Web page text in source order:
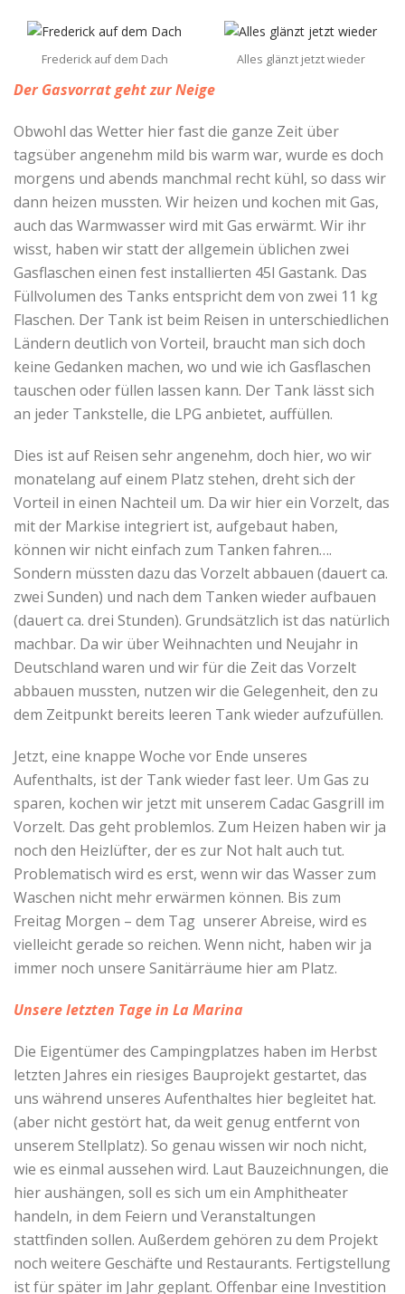
Alles glänzt jetzt wieder
Frederick auf dem Dach
Der Gasvorrat geht zur Neige
Obwohl das Wetter hier fast die ganze Zeit über
tagsüber angenehm mild bis warm war, wurde es doch
morgens und abends manchmal recht kühl, so dass wir
dann heizen mussten. Wir heizen und kochen mit Gas,
auch das Warmwasser wird mit Gas erwärmt. Wir ihr
wisst, haben wir statt der allgemein üblichen zwei
Gasflaschen einen fest installierten 45l Gastank. Das
Füllvolumen des Tanks entspricht dem von zwei 11 kg
Flaschen. Der Tank ist beim Reisen in unterschiedlichen
Ländern deutlich von Vorteil, braucht man sich doch
keine Gedanken machen, wo und wie ich Gasflaschen
tauschen oder füllen lassen kann. Der Tank lässt sich
an jeder Tankstelle, die LPG anbietet, auffüllen.
Dies ist auf Reisen sehr angenehm, doch hier, wo wir
monatelang auf einem Platz stehen, dreht sich der
Vorteil in einen Nachteil um. Da wir hier ein Vorzelt, das
mit der Markise integriert ist, aufgebaut haben,
können wir nicht einfach zum Tanken fahren….
Sondern müssten dazu das Vorzelt abbauen (dauert ca.
zwei Sunden) und nach dem Tanken wieder aufbauen
(dauert ca. drei Stunden). Grundsätzlich ist das natürlich
machbar. Da wir über Weihnachten und Neujahr in
Deutschland waren und wir für die Zeit das Vorzelt
abbauen mussten, nutzen wir die Gelegenheit, den zu
dem Zeitpunkt bereits leeren Tank wieder aufzufüllen.
Jetzt, eine knappe Woche vor Ende unseres
Aufenthalts, ist der Tank wieder fast leer. Um Gas zu
sparen, kochen wir jetzt mit unserem Cadac Gasgrill im
Vorzelt. Das geht problemlos. Zum Heizen haben wir ja
noch den Heizlüfter, der es zur Not halt auch tut.
Problematisch wird es erst, wenn wir das Wasser zum
Waschen nicht mehr erwärmen können. Bis zum
Freitag Morgen – dem Tag unserer Abreise, wird es
vielleicht gerade so reichen. Wenn nicht, haben wir ja
immer noch unsere Sanitärräume hier am Platz.
Unsere letzten Tage in La Marina
Die Eigentümer des Campingplatzes haben im Herbst
letzten Jahres ein riesiges Bauprojekt gestartet, das
uns während unseres Aufenthaltes hier begleitet hat.
(aber nicht gestört hat, da weit genug entfernt von
unserem Stellplatz). So genau wissen wir noch nicht,
wie es einmal aussehen wird. Laut Bauzeichnungen, die
hier aushängen, soll es sich um ein Amphitheater
handeln, in dem Feiern und Veranstaltungen
stattfinden sollen. Außerdem gehören zu dem Projekt
noch weitere Geschäfte und Restaurants. Fertigstellung
ist für später im Jahr geplant. Offenbar eine Investition